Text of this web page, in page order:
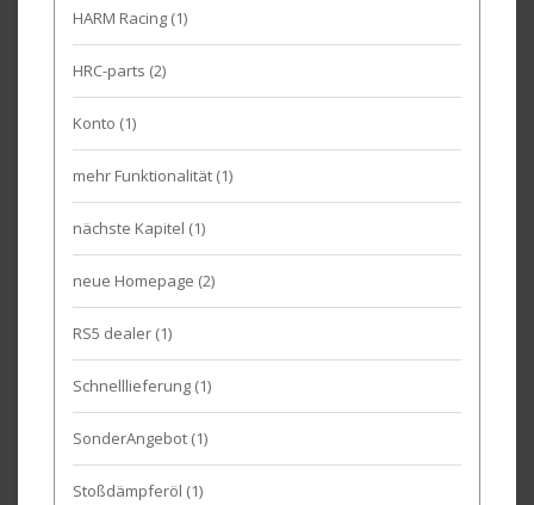
HARM Racing (1)
HRC-parts (2)
Konto (1)
mehr Funktionalität (1)
nächste Kapitel (1)
neue Homepage (2)
RS5 dealer (1)
Schnelllieferung (1)
SonderAngebot (1)
Stoßdämpferöl (1)